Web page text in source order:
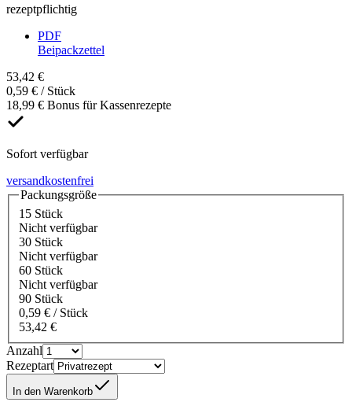
rezeptpflichtig
PDF
Beipackzettel
53,42 €
0,59 € / Stück
18,99 € Bonus für Kassenrezepte
Sofort verfügbar
versandkostenfrei
Packungsgröße
15 Stück
Nicht verfügbar
30 Stück
Nicht verfügbar
60 Stück
Nicht verfügbar
90 Stück
0,59 € / Stück
53,42 €
Anzahl
Rezeptart
In den Warenkorb